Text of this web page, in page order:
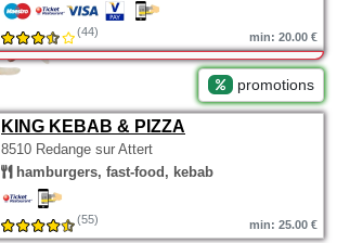
(44) min: 20.00 €
promotions
KING KEBAB & PIZZA
8510 Redange sur Attert
hamburgers, fast-food, kebab
(55) min: 25.00 €